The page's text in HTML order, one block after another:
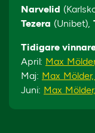
Narvelid
Tezera (Unibet),
Tidigare
April: Max
Maj: Max
Juni: Max